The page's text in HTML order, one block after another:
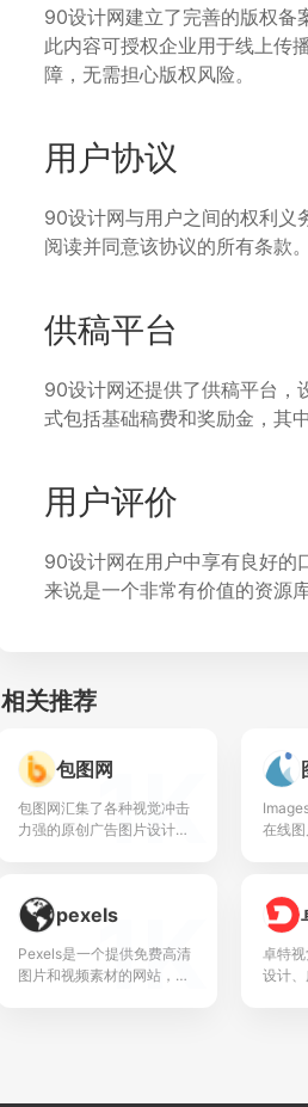
90设计网建立了完善的版权备
此内容可授权企业用于线上传
障，无需担心版权风险。
用户协议
90设计网与用户之间的权利义
阅读并同意该协议的所有条款。
供稿平台
90设计网还提供了供稿平台，
式包括基础稿费和奖励金，其
用户评价
90设计网在用户中享有良好的
来说是一个非常有价值的资源库
相关推荐
包图网
包图网汇集了各种视觉冲击
力强的原创广告图片设计、
插画动图、装饰装修等素
材，由顶尖的设计师供稿，
符...
1K
在线
了处
限文
pexels
Pexels是一个提供免费高清
图片和视频素材的网站，由
1K
卓特视
设计